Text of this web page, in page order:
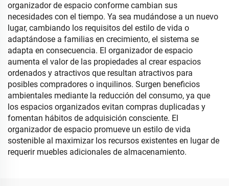
organizador de espacio conforme cambian sus
necesidades con el tiempo. Ya sea mudándose a un nuevo
lugar, cambiando los requisitos del estilo de vida o
adaptándose a familias en crecimiento, el sistema se
adapta en consecuencia. El organizador de espacio
aumenta el valor de las propiedades al crear espacios
ordenados y atractivos que resultan atractivos para
posibles compradores o inquilinos. Surgen beneficios
ambientales mediante la reducción del consumo, ya que
los espacios organizados evitan compras duplicadas y
fomentan hábitos de adquisición consciente. El
organizador de espacio promueve un estilo de vida
sostenible al maximizar los recursos existentes en lugar de
requerir muebles adicionales de almacenamiento.